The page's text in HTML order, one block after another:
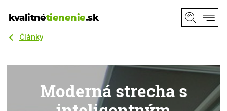
kvalitnétienenie.sk
Články
Moderná strecha s